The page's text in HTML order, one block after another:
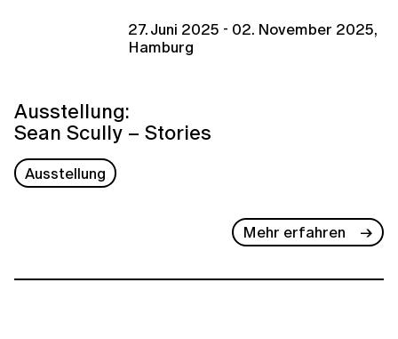
27. Juni 2025 - 02. November 2025,
Hamburg
Ausstellung:
Sean Scully – Stories
Ausstellung
Mehr erfahren